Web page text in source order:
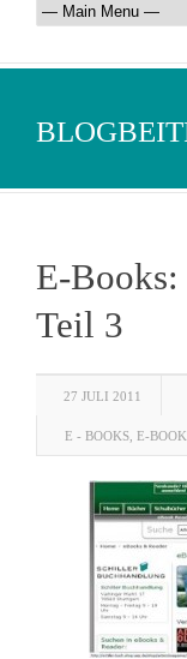
E-Books:
Teil 3
27 JULI 2011
E - BOOKS E-